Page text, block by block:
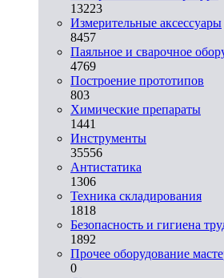
13223
Измерительные аксессуары
8457
Паяльное и сварочное
4769
Построение прототипов
803
Химические препараты
1441
Инструменты
35556
Aнтистатика
1306
Техника складирования
1818
Безопасность и гигиена
1892
Прочее оборудование
0